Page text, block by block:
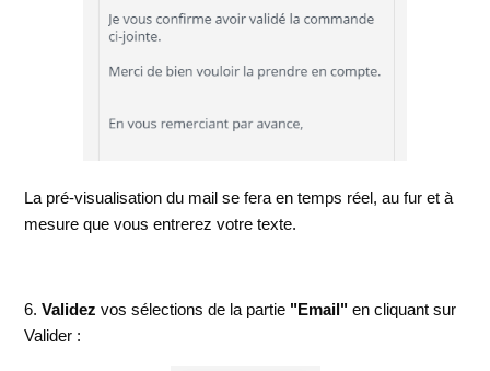
La pré-visualisation du mail se fera en temps réel, au fur et à
mesure que vous entrerez votre texte.
6.Validez vos sélections de la partie "Email" en cliquant sur
Valider :